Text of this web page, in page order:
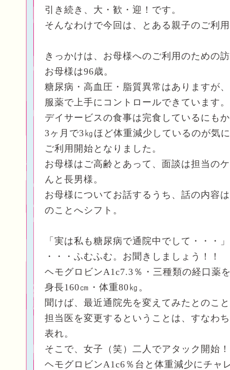
引き続き、大・歓・迎！です。
そんなわけで今回は、とある親子のご利
きっかけは、お母様へのご利用のための
お母様は96歳。
糖尿病・高血圧・脂質異常はありますが、
服薬で上手にコントロールできています。
デイサービスの食事は完食しているにも
3ヶ月で3㎏ほど体重減少しているのが気
ご利用開始となりました。
お母様はご高齢とあって、面談は担当の
んと長男様。
お母様についてお話するうち、話の内容
のことへシフト。
「実は私も糖尿病で通院中でして・・・」
・・・ふむふむ。お聞きしましょう！！
ヘモグロビンA1c7.3％・三種類の経口薬
身長160㎝・体重80㎏。
聞けば、最近通院先を変えてみたとのこ
担当医を変更するということは、すなわ
表れ。
そこで、女子（笑）二人でアタック開始！
ヘモグロビンA1c6％台と体重減少にチャ